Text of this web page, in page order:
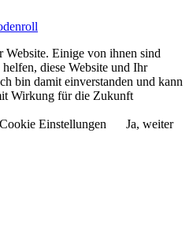
Website. Einige von ihnen sind
diese Website und Ihr
bin damit einverstanden und kann
Wirkung für die Zukunft
Cookie Einstellungen
Ja, weiter